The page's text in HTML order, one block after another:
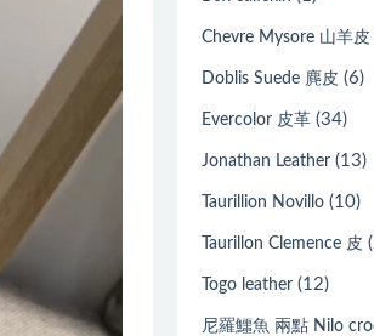
Chevre Mysore 山羊皮
Doblis Suede 麂皮 (6)
Evercolor 皮革 (34)
Jonathan Leather (13)
Taurillion Novillo (10)
Taurillon Clemence 皮
Togo leather (12)
尼羅鱷魚 兩點 Nilo